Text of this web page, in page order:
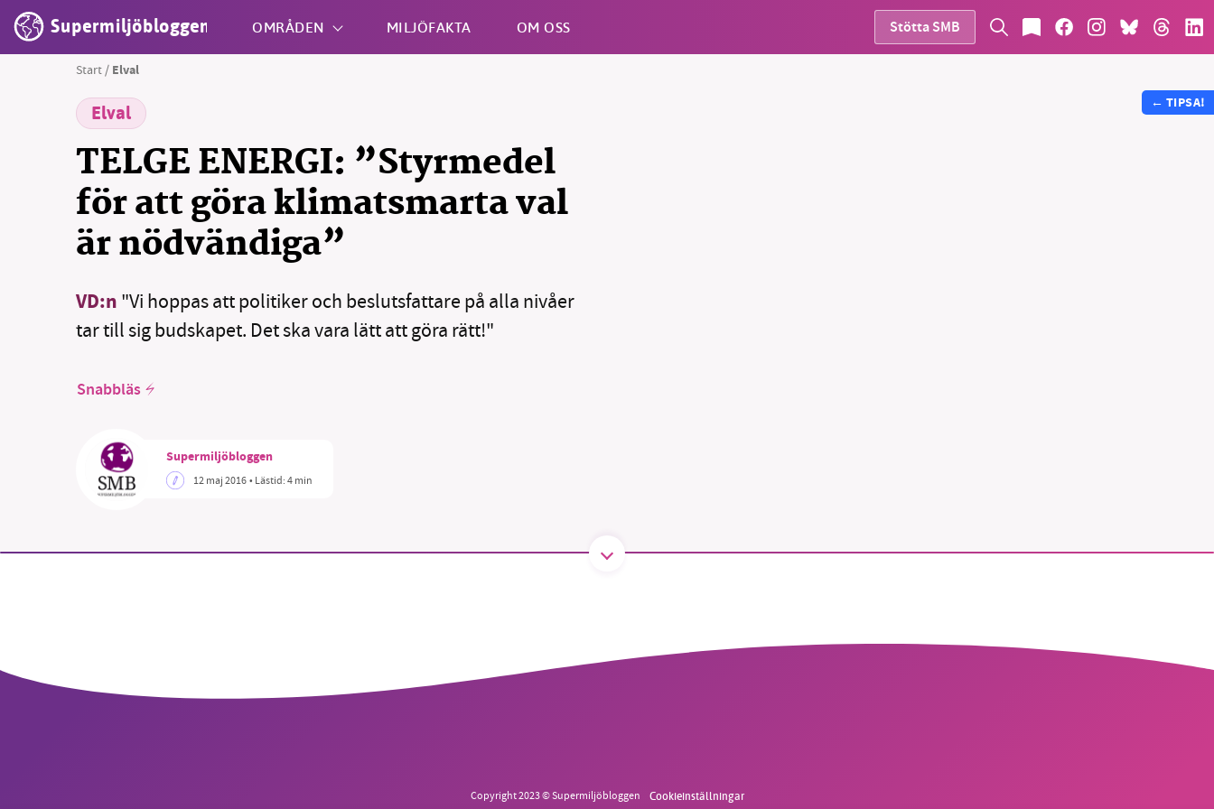
Supermiljöbloggen OMRÅDEN MILJÖFAKTA OM OSS Stötta SMB
Start / Elval
Elval
TELGE ENERGI: ”Styrmedel
för att göra klimatsmarta val
är nödvändiga”
VD:n "Vi hoppas att politiker och beslutsfattare på alla nivåer
tar till sig budskapet. Det ska vara lätt att göra rätt!"
Snabbläs
Supermiljöbloggen
12 maj 2016• Lästid:4 min
← TIPSA!
Copyright 2023 © Supermiljöbloggen Cookieinställningar
nyhetsbevakning och granskningar. Nu vill vi utveckla vårt arbete –
1231368703